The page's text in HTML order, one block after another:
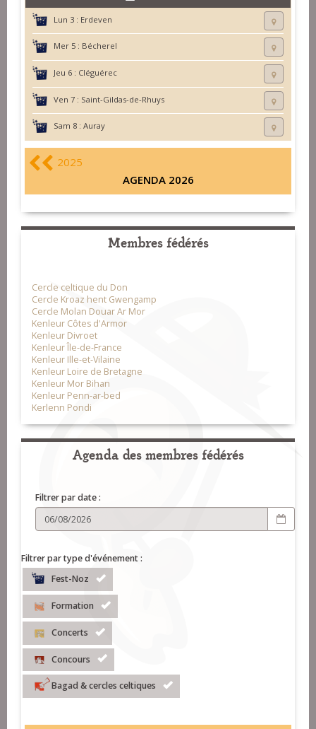
Lun 3 : Erdeven
Mer 5 : Bécherel
Jeu 6 : Cléguérec
Ven 7 : Saint-Gildas-de-Rhuys
Sam 8 : Auray
2025
AGENDA 2026
Membres fédérés
Cercle celtique du Don
Cercle Kroaz hent Gwengamp
Cercle Molan Douar Ar Mor
Kenleur Côtes d'Armor
Kenleur Divroet
Kenleur Île-de-France
Kenleur Ille-et-Vilaine
Kenleur Loire de Bretagne
Kenleur Mor Bihan
Kenleur Penn-ar-bed
Kerlenn Pondi
Agenda des membres fédérés
Filtrer par date :
Filtrer par type d'événement :
Fest-Noz
Formation
Concerts
Concours
Bagad & cercles celtiques